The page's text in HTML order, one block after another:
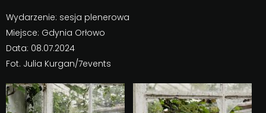
Wydarzenie: sesja plenerowa
Miejsce: Gdynia Orłowo
Data: 08.07.2024
Fot. Julia Kurgan/7events